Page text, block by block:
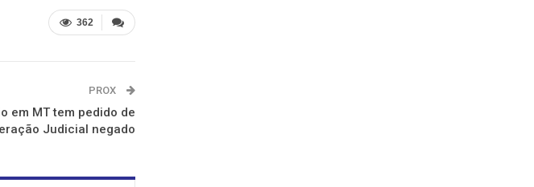
362
PROX
em MT tem pedido de
Judicial negado